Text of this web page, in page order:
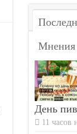
Мнения
День
11 часов